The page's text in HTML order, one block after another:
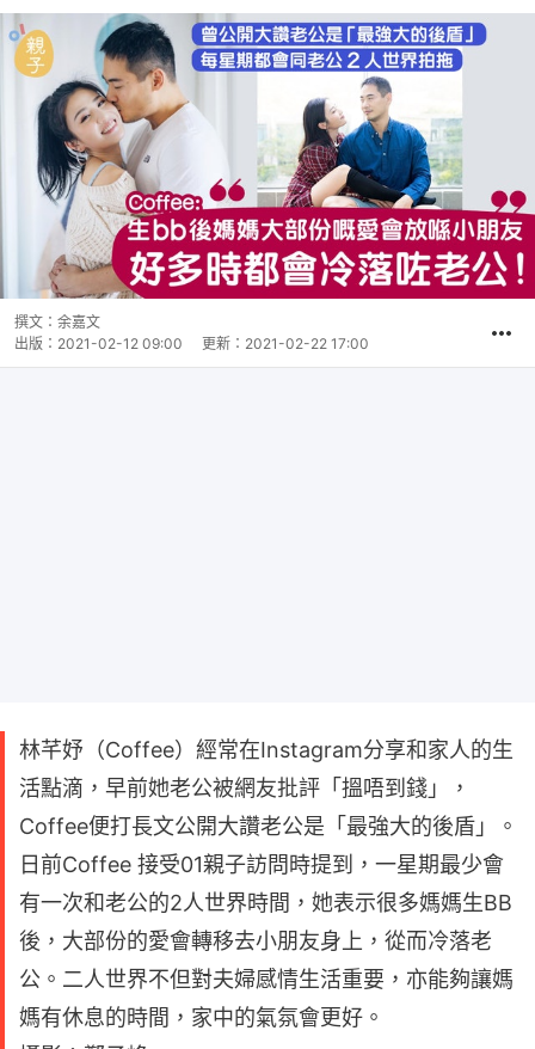
撰文： 余嘉文
出版： 2021-02-12 09:00 更新： 2021-02-22 17:00
林芊妤（Coffee）經常在Instagram分享和家人的生
活點滴，早前她老公被網友批評「搵唔到錢」，
Coffee便打長文公開大讚老公是「最強大的後盾」。
日前Coffee 接受01親子訪問時提到，一星期最少會
有一次和老公的2人世界時間，她表示很多媽媽生BB
後，大部份的愛會轉移去小朋友身上，從而冷落老
公。二人世界不但對夫婦感情生活重要，亦能夠讓媽
媽有休息的時間，家中的氣氛會更好。